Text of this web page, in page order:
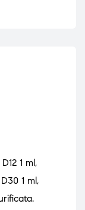
1 ml,
1 ml,